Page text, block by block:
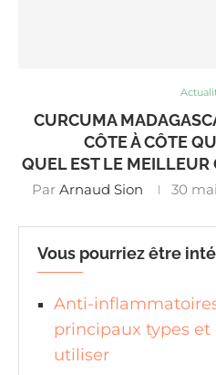
CURCUMA
CÔTE À CÔTE
QUEL EST LE
Par Arnaud Sion 30
Vous pourriez être
Anti-
principaux types
utiliser